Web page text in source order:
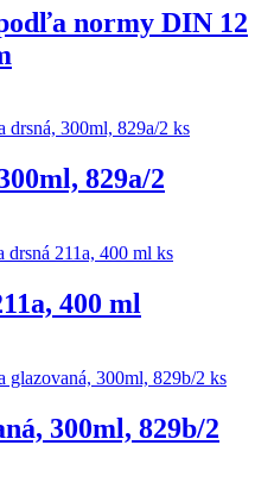
normy DIN 12
829a/2
400 ml
300ml, 829b/2